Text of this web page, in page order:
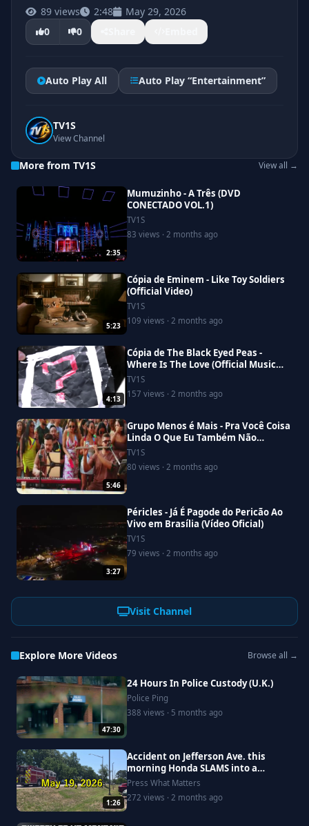
89 views 2:48
May 29, 2026
0
0
Auto Play All Auto Play “Entertainment”
TV1S
View Channel
More from TV1S View all →
2:35
Mumuzinho - A Três (DVD
CONECTADO VOL.1)
TV1S
83 views · 2 months ago
5:23
Cópia de Eminem - Like Toy Soldiers
(Official Video)
TV1S
109 views · 2 months ago
4:13
Cópia de The Black Eyed Peas -
Where Is The Love (Official Music
Video)
TV1S
157 views · 2 months ago
5:46
Grupo Menos é Mais - Pra Você Coisa
Linda O Que Eu Também Não
Entendo (Clipe Oficial)
TV1S
80 views · 2 months ago
3:27
Péricles - Já É Pagode do Pericão Ao
Vivo em Brasília (Vídeo Oficial)
TV1S
79 views · 2 months ago
Visit Channel
Explore More Videos Browse all →
47:30
24 Hours In Police Custody (U.K.)
Police Ping
388 views · 5 months ago
1:26
Accident on Jefferson Ave. this
morning Honda SLAMS into a
Saturn, driver goes to Riverside
Press What Matters
272 views · 2 months ago